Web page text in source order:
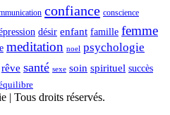
confiance conscience
désir enfant famille femme
meditation noel psychologie
rêve santé sexe soin spirituel succès
Tous droits réservés.